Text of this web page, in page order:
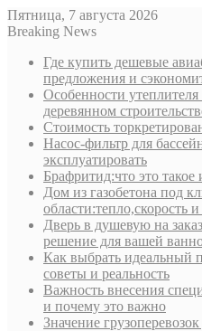
Пятница, 7 августа 2026
Breaking News
Где купить дешевые
предложения и
Особенности
деревянном
Стоимость
Насос-фильтр для
эксплуатировать
Брафритид:что это
Дом из газобетона под
области:тепло,скорость
Дверь в душевую на
решение для вашей
Как выбрать идеальный
советы и реальность
Важность внесения
и почему это важно
Значение